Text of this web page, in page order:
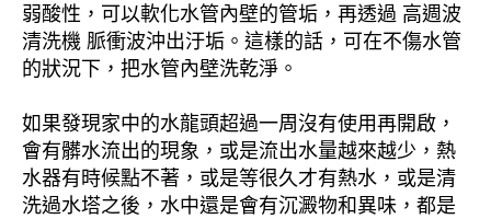
弱酸性，可以軟化水管內壁的管垢，再透過 高週波
清洗機 脈衝波沖出汙垢。這樣的話，可在不傷水管
的狀況下，把水管內壁洗乾淨。
如果發現家中的水龍頭超過一周沒有使用再開啟，
會有髒水流出的現象，或是流出水量越來越少，熱
水器有時候點不著，或是等很久才有熱水，或是清
洗過水塔之後，水中還是會有沉澱物和異味，都是